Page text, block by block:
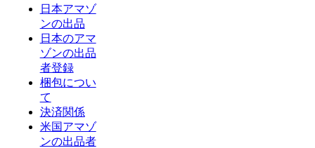
日本アマゾ
ンの出品
日本のアマ
ゾンの出品
者登録
梱包につい
て
決済関係
米国アマゾ
ンの出品者